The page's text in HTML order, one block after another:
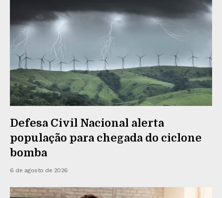
Defesa Civil Nacional alerta
população para chegada do ciclone
bomba
6 de agosto de 2026